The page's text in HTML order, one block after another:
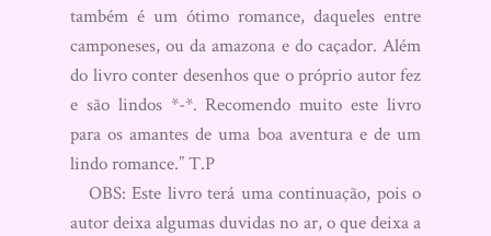
também é um ótimo romance, daqueles entre
camponeses, ou da amazona e do caçador. Além
do livro conter desenhos que o próprio autor fez
e são lindos *-*. Recomendo muito este livro
para os amantes de uma boa aventura e de um
lindo romance.” T.P
OBS: Este livro terá uma continuação, pois o
autor deixa algumas duvidas no ar, o que deixa a